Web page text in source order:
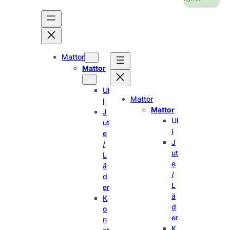
Mattor
Mattor
Ul
l
J
ut
e
/
L
ä
d
er
K
o
n
Mattor
Mattor
Ul
l
J
ut
e
/
L
ä
d
er
K